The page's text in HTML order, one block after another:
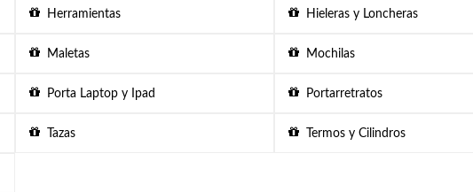
Herramientas Hieleras y Loncheras
Maletas Mochilas
Porta Laptop y Ipad Portarretratos
Tazas Termos y Cilindros